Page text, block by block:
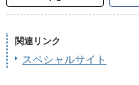
関連リンク
スペシャルサイト